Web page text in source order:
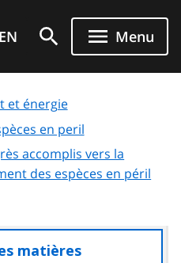
EN Menu
et énergie
en peril
accomplis vers la
des espèces en péril
matières